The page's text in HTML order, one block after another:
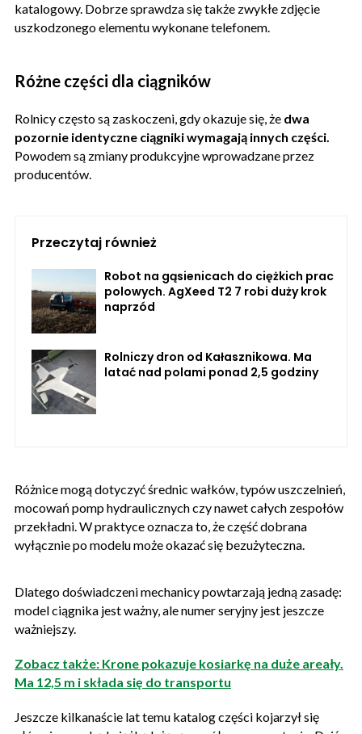
katalogowy. Dobrze sprawdza się także zwykłe zdjęcie
uszkodzonego elementu wykonane telefonem.
Różne części dla ciągników
Rolnicy często są zaskoczeni, gdy okazuje się, że dwa
pozornie identyczne ciągniki wymagają innych części.
Powodem są zmiany produkcyjne wprowadzane przez
producentów.
Przeczytaj również
Robot na gąsienicach do ciężkich prac
polowych. AgXeed T2 7 robi duży krok
naprzód
Rolniczy dron od Kałasznikowa. Ma
latać nad polami ponad 2,5 godziny
Różnice mogą dotyczyć średnic wałków, typów uszczelnień,
mocowań pomp hydraulicznych czy nawet całych zespołów
przekładni. W praktyce oznacza to, że część dobrana
wyłącznie po modelu może okazać się bezużyteczna.
Dlatego doświadczeni mechanicy powtarzają jedną zasadę:
model ciągnika jest ważny, ale numer seryjny jest jeszcze
ważniejszy.
Zobacz także: Krone pokazuje kosiarkę na duże areały.
Ma 12,5 m i składa się do transportu
Jeszcze kilkanaście lat temu katalog części kojarzył się